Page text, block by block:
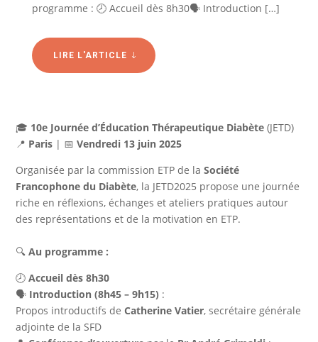
programme : 🕗 Accueil dès 8h30🗣️ Introduction […]
LIRE L'ARTICLE
🎓 10e Journée d’Éducation Thérapeutique Diabète (JETD)
📍 Paris | 📅Vendredi 13 juin 2025
Organisée par la commission ETP de laSociété
Francophone du Diabète, la JETD2025 propose une journée
riche en réflexions, échanges et ateliers pratiques autour
des représentations et de la motivation en ETP.
🔍 Au programme :
🕗Accueil dès 8h30
🗣️ Introduction (8h45 – 9h15) :
Propos introductifs deCatherine Vatier, secrétaire générale
adjointe de la SFD